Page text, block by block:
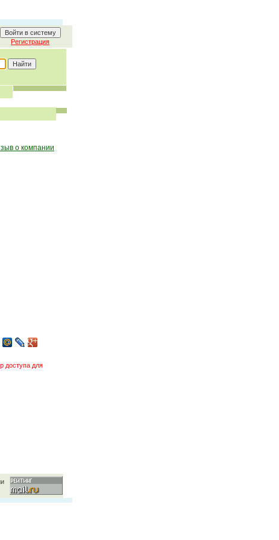
Регистрация
о компании
доступа для